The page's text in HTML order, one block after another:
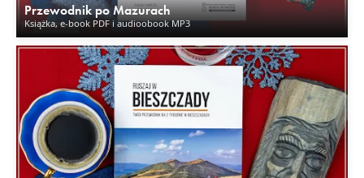
Przewodnik po Mazurach
Książka, e-book PDF i audioobook MP3